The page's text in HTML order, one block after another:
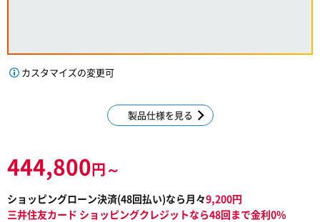
カスタマイズの変更可
製品仕様を見る
444,800円～
ショッピングローン決済(48回払い)なら月々9,200円
三井住友カード ショッピングクレジットなら48回まで金利0%